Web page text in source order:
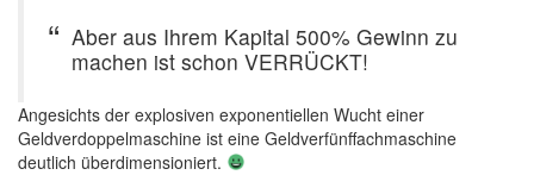
Aber aus Ihrem Kapital 500% Gewinn zu
machen ist schon VERRÜCKT!
Angesichts der explosiven exponentiellen Wucht einer
Geldverdoppelmaschine ist eine Geldverfünffachmaschine
deutlich überdimensioniert.